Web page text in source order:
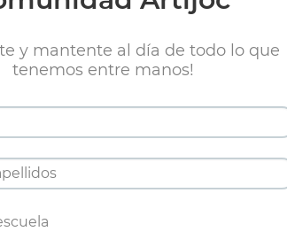
y mantente al día de todo lo que
tenemos entre manos!